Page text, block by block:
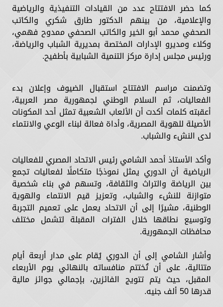
كما حضر الافتتاح عدد من القيادات التنفيذية والرياضية
والإعلامية، من بينهم الدكتور طارق شكري والكاتب
الصحفي محمد أبو الخير والكاتب الصحفي ممدوح فهمي،
وكلاء ومديرو الإدارات المختصة بمديرية الشباب والرياضة،
ورئيس مجلس إدارة مركز التنمية الشبابية بأطفيح.
وتضمنت مراسم الافتتاح استقبال الضيوف وإعلان بدء
الفعاليات، ثم السلام الوطني لجمهورية مصر العربية،
أعقبته كلمات أكدت أن الألعاب الشعبية تمثل أحد المكونات
الأصيلة للهوية المصرية، وأداة فعالة لبناء الوعي والانتماء
لدى النشء والشباب.
وأكد الأستاذ أحمد الشامي رئيس الاتحاد المصري للفعاليات
الرياضية أن الدوري يمثل نموذجًا متكاملًا لفعاليات تجمع
بين الرياضة والتراث والثقافة، وتسهم في بناء شخصية
متوازنة للنشء والشباب، وتعزيز قيم الانتماء والهوية
الوطنية، مشيرًا إلى أن الاتحاد يعمل على تعميم التجربة
وتوسيع نطاقها خلال الفترات المقبلة لتشمل مختلف
محافظات الجمهورية.
وأشار الشامي إلى أن الدوري يُقام على مدار أربعة أيام
متتالية، على أن تُختتم منافساته بالنهائي يوم الأربعاء
المقبل، حيث يتم تتويج الفائزين، بإجمالي جوائز مالية
قدرها 50 ألف جنيه.